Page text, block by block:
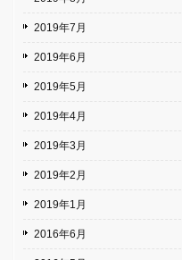
2019年7月
2019年6月
2019年5月
2019年4月
2019年3月
2019年2月
2019年1月
2016年6月